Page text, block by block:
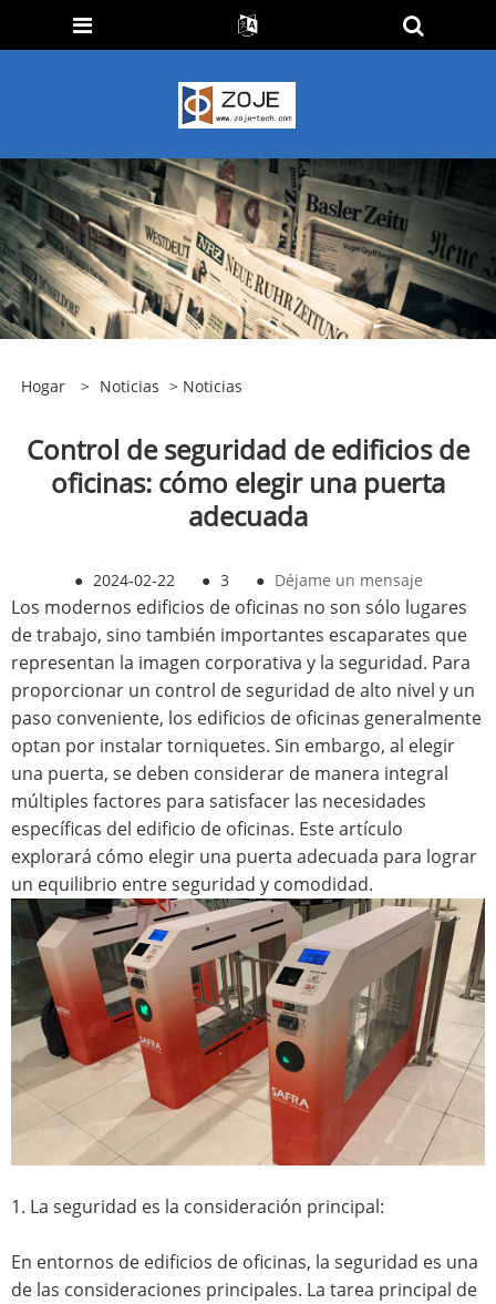
Hogar > Noticias > Noticias
Control de seguridad de edificios de
oficinas: cómo elegir una puerta
adecuada
● 2024-02-22 ● 3 ● Déjame un mensaje
Los modernos edificios de oficinas no son sólo lugares
de trabajo, sino también importantes escaparates que
representan la imagen corporativa y la seguridad. Para
proporcionar un control de seguridad de alto nivel y un
paso conveniente, los edificios de oficinas generalmente
optan por instalar torniquetes. Sin embargo, al elegir
una puerta, se deben considerar de manera integral
múltiples factores para satisfacer las necesidades
específicas del edificio de oficinas. Este artículo
explorará cómo elegir una puerta adecuada para lograr
un equilibrio entre seguridad y comodidad.
1. La seguridad es la consideración principal:
En entornos de edificios de oficinas, la seguridad es una
de las consideraciones principales. La tarea principal de